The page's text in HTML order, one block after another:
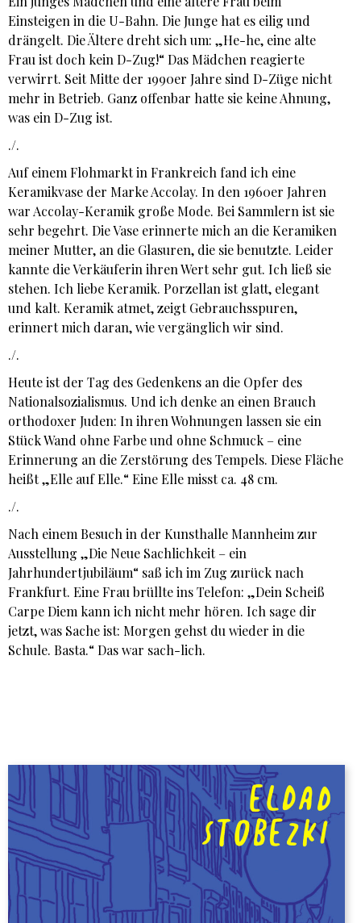
Einsteigen in die U-Bahn. Die Junge hat es eilig und
drängelt. Die Ältere dreht sich um: „He-he, eine alte
Frau ist doch kein D-Zug!“ Das Mädchen reagierte
verwirrt. Seit Mitte der 1990er Jahre sind D-Züge nicht
mehr in Betrieb. Ganz offenbar hatte sie keine Ahnung,
was ein D-Zug ist.
./.
Auf einem Flohmarkt in Frankreich fand ich eine
Keramikvase der Marke Accolay. In den 1960er Jahren
war Accolay-Keramik große Mode. Bei Sammlern ist sie
sehr begehrt. Die Vase erinnerte mich an die Keramiken
meiner Mutter, an die Glasuren, die sie benutzte. Leider
kannte die Verkäuferin ihren Wert sehr gut. Ich ließ sie
stehen. Ich liebe Keramik. Porzellan ist glatt, elegant
und kalt. Keramik atmet, zeigt Gebrauchsspuren,
erinnert mich daran, wie vergänglich wir sind.
./.
Heute ist der Tag des Gedenkens an die Opfer des
Nationalsozialismus. Und ich denke an einen Brauch
orthodoxer Juden: In ihren Wohnungen lassen sie ein
Stück Wand ohne Farbe und ohne Schmuck – eine
Erinnerung an die Zerstörung des Tempels. Diese Fläche
heißt „Elle auf Elle.“ Eine Elle misst ca. 48 cm.
./.
Nach einem Besuch in der Kunsthalle Mannheim zur
Ausstellung „Die Neue Sachlichkeit – ein
Jahrhundertjubiläum“ saß ich im Zug zurück nach
Frankfurt. Eine Frau brüllte ins Telefon: „Dein Scheiß
Carpe Diem kann ich nicht mehr hören. Ich sage dir
jetzt, was Sache ist: Morgen gehst du wieder in die
Schule. Basta.“ Das war sach-lich.